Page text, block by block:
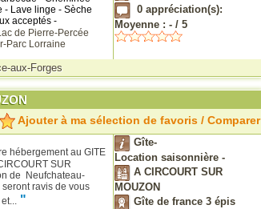
- Lave linge - Sèche
acceptés -
de Pierre-Percée
Parc Lorraine
0appréciation(s):
Moyenne : -/ 5
aux-Forges
Ajouter à ma sélection de favoris / Comparer
hébergement au GITE
SUR
de Neufchateau-
ravis de vous
"
Gîte-
Location saisonnière -
A CIRCOURT SUR
MOUZON
Gîte de france 3 épis